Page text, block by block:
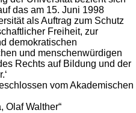
das am 15. Juni 1998
als Auftrag zum Schutz
Freiheit, zur
demokratischen
und menschenwürdigen
Rechts auf Bildung und der
vom Akademischen
Olaf Walther“